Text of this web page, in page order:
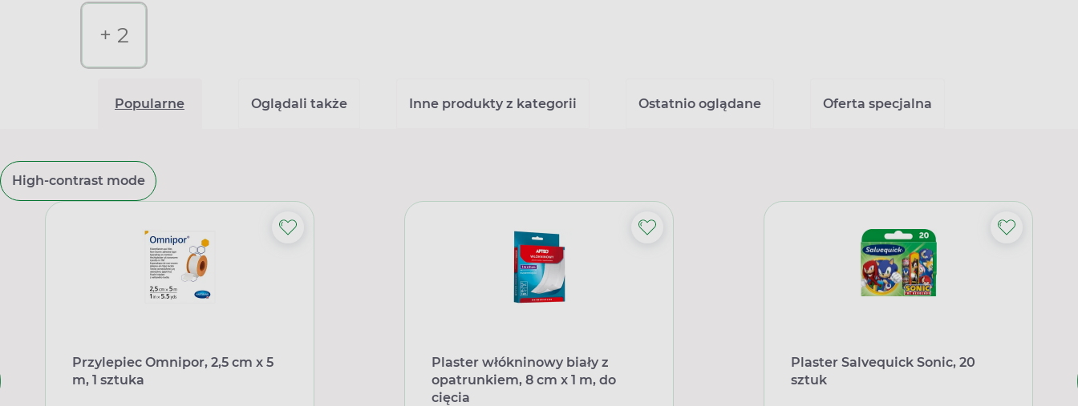
+ 2
Popularne Oglądali także Inne produkty z kategorii Ostatnio oglądane Oferta specjalna
High-contrast mode
Przylepiec Omnipor, 2,5 cm x 5
m, 1 sztuka
Plaster włókninowy biały z
opatrunkiem, 8 cm x 1 m, do
cięcia
Plaster Salvequick Sonic, 20
sztuk